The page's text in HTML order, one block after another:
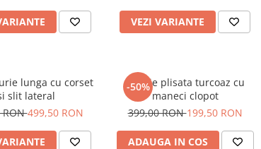
VEZI VARIANTE
lunga cu corset
slit lateral
RON499,50 RON
-50%
Rochie plisata turcoaz cu
maneci clopot
399,00 RON199,50 RON
ADAUGA IN COS